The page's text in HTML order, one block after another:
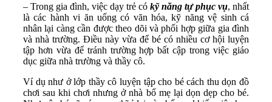
– Trong gia đình, việc dạy trẻ có kỹ năng tự phục vụ, nhất
là các hành vi ăn uống có văn hóa, kỹ năng vệ sinh cá
nhân lại càng cần được theo dõi và phối hợp giữa gia đình
và nhà trường. Điều này vừa để bé có nhiều cơ hội luyện
tập hơn vừa để tránh trường hợp bất cập trong việc giáo
dục giữa nhà trường và thầy cô.
Ví dụ như ở lớp thầy cô luyện tập cho bé cách thu dọn đồ
chơi sau khi chơi nhưng ở nhà bố mẹ lại dọn dẹp cho bé.